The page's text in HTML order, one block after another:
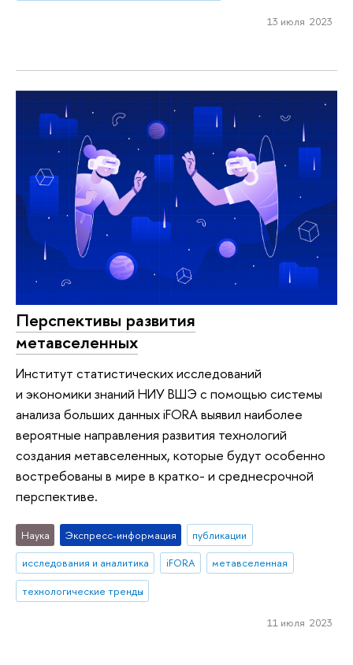
13 июля 2023
Перспективы развития
метавселенных
Институт статистических исследований
и экономики знаний НИУ ВШЭ с помощью системы
анализа больших данных iFORA выявил наиболее
вероятные направления развития технологий
создания метавселенных, которые будут особенно
востребованы в мире в кратко- и среднесрочной
перспективе.
Наука Экспресс-информация
публикации
исследования и аналитика
iFORA
метавселенная
технологические тренды
11 июля 2023